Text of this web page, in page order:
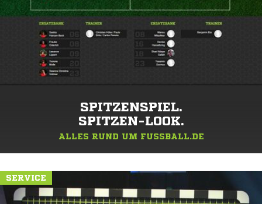
SPITZENSPIEL.
SPITZEN-LOOK.
ALLES RUND UM FUSSBALL.DE
SERVICE